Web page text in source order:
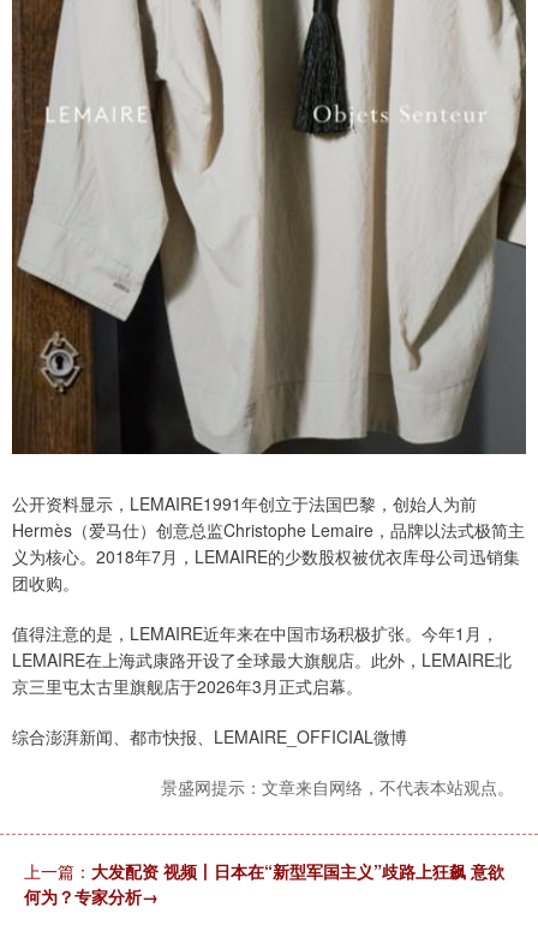
公开资料显示，LEMAIRE1991年创立于法国巴黎，创始人为前
Hermès（爱马仕）创意总监Christophe Lemaire，品牌以法式极简主
义为核心。2018年7月，LEMAIRE的少数股权被优衣库母公司迅销集
团收购。
值得注意的是，LEMAIRE近年来在中国市场积极扩张。今年1月，
LEMAIRE在上海武康路开设了全球最大旗舰店。此外，LEMAIRE北
京三里屯太古里旗舰店于2026年3月正式启幕。
综合澎湃新闻、都市快报、LEMAIRE_OFFICIAL微博
景盛网提示：文章来自网络，不代表本站观点。
上一篇： 大发配资 视频丨日本在“新型军国主义”歧路上狂飙 意欲
何为？专家分析→